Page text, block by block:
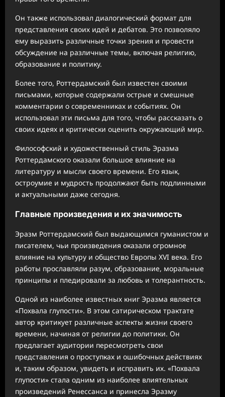
Он также использовал диалогический формат для
представления своих идей и дебатов. Это позволяло
ему выразить различные точки зрения и провести
обсуждение на различные темы, включая религию,
образование и политику.
Более того, Роттердамский был известен своими
письмами, которые содержали острые и смешные
комментарии о современниках и событиях. Он
использовал эти письма для того, чтобы рассказать о
своих идеях и критически оценить окружающий мир.
Философский и художественный стиль Эразма
Роттердамского оказали большое влияние на
литературу и мысли своего времени. Его язык,
остроумие и мудрость продолжают быть подлинными
и актуальными даже сегодня.
Главные произведения и их значимость
Эразм Роттердамский был выдающимся гуманистом и
писателем, чьи произведения оказали огромное
влияние на культуру и общество Европы XVI века. Его
работы прославляли разум, образование, моральные
принципы и пледировали за любовь и толерантность.
Одной из наиболее известных книг Эразма является
«Похвала глупости». В этом сатирическом трактате
автор критикует различные аспекты жизни своего
времени, начиная от религии до политики. Он
предлагает аудитории пересмотреть свои
представления о проступках и ошибочных действиях
и, таким образом, увидеть и исправить их. «Похвала
глупости» стала одним из наиболее влиятельных
произведений Ренессанса и принесла Эразму